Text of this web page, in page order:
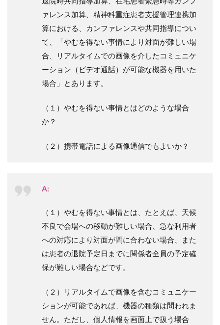
ァレンス加算、精神科重症患者支援管理連携加
算における、カンファレンスや共同指導につい
て、「やむを得ない事情により対面が難しい場
合、リアルタイムでの画像を介したコミュニケ
ーション（ビデオ通話）が可能な機器を用いた
場合」とあります。
（１）やむを得ない事情とはどのような場合
か？
（２）携帯電話による画像通信でもよいか？
A:
（１）やむを得ない事情とは、たとえば、天候
不良で会場への移動が難しい場合、急な利用者
への対応により対面が間に合わない場合、また
は患者の退院予定日までに関係者全員の予定確
保が難しい場合などです。
（２）リアルタイムで画像を含むコミュニケー
ションが可能であれば、機器の種類は問われま
せん。ただし、個人情報を画面上で扱う場合